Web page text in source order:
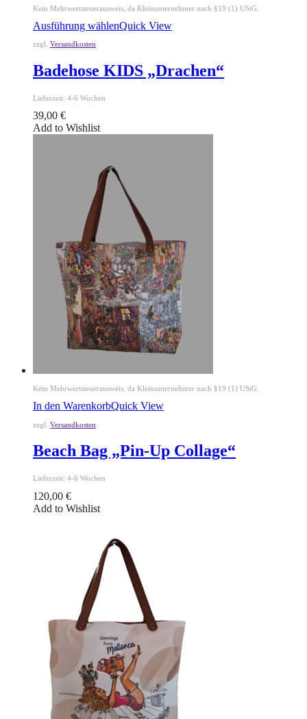
Kein Mehrwertsteuerausweis, da Kleinunternehmer nach §19 (1) UStG.
Ausführung wählenQuick View
zzgl. Versandkosten
Badehose KIDS „Drachen“
Lieferzeit: 4-6 Wochen
39,00 €
Add to Wishlist
Kein Mehrwertsteuerausweis, da Kleinunternehmer nach §19 (1) UStG.
In den WarenkorbQuick View
zzgl. Versandkosten
Beach Bag „Pin-Up Collage“
Lieferzeit: 4-6 Wochen
120,00 €
Add to Wishlist